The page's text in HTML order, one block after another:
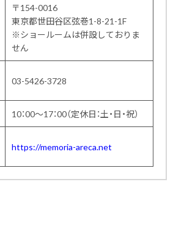
〒154-0016
東京都世田谷区弦巻1-8-21-1F
※ショールームは併設しておりま
せん
03-5426-3728
10：00～17：00（定休日：土・日・祝）
https://memoria-areca.net